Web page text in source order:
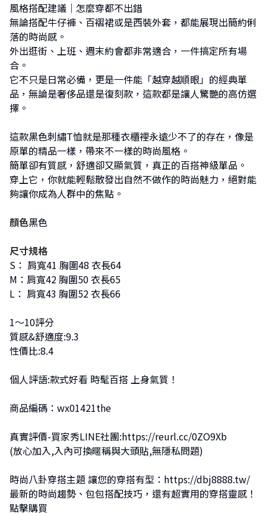
風格搭配建議｜怎麼穿都不出錯
無論搭配牛仔褲、百褶裙或是西裝外套，都能展現出簡約俐
落的時尚感。
外出逛街、上班、週末約會都非常適合，一件搞定所有場
合。
它不只是日常必備，更是一件能「越穿越順眼」的經典單
品，無論是奢侈品還是復刻款，這款都是讓人驚艷的高仿選
擇。
這款黑色刺繡T恤就是那種衣櫃裡永遠少不了的存在，像是
原單的精品一樣，帶來不一樣的時尚風格。
簡單卻有質感，舒適卻又顯氣質，真正的百搭神級單品。
穿上它，你就能輕鬆散發出自然不做作的時尚魅力，絕對能
夠讓你成為人群中的焦點。
顏色黑色
尺寸規格
S： 肩寬41 胸圍48 衣長64
M：肩寬42 胸圍50 衣長65
L： 肩寬43 胸圍52 衣長66
1～10評分
質感&舒適度:9.3
性價比:8.4
個人評語:款式好看 時髦百搭 上身氣質！
商品編碼：wx01421the
真實評價-買家秀LINE社團:https://reurl.cc/0ZO9Xb
(放心加入,入內可換暱稱與大頭貼,無隱私問題)
時尚八卦穿搭主題 讓您的穿搭有型： https://dbj8888.tw/
最新的時尚趨勢、包包搭配技巧，還有超實用的穿搭靈感！
點擊購買